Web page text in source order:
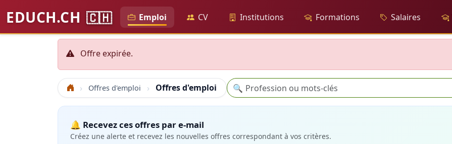
EDUCH.CH 🇨🇭 Emploi CV Institutions Formations Salaires
Offre expirée.
Accueil Offres d'emploi Offres d'emploi Recherche
🔍
🔔 Recevez ces offres par e-mail
Créez une alerte et recevez les nouvelles offres correspondant à vos critères.